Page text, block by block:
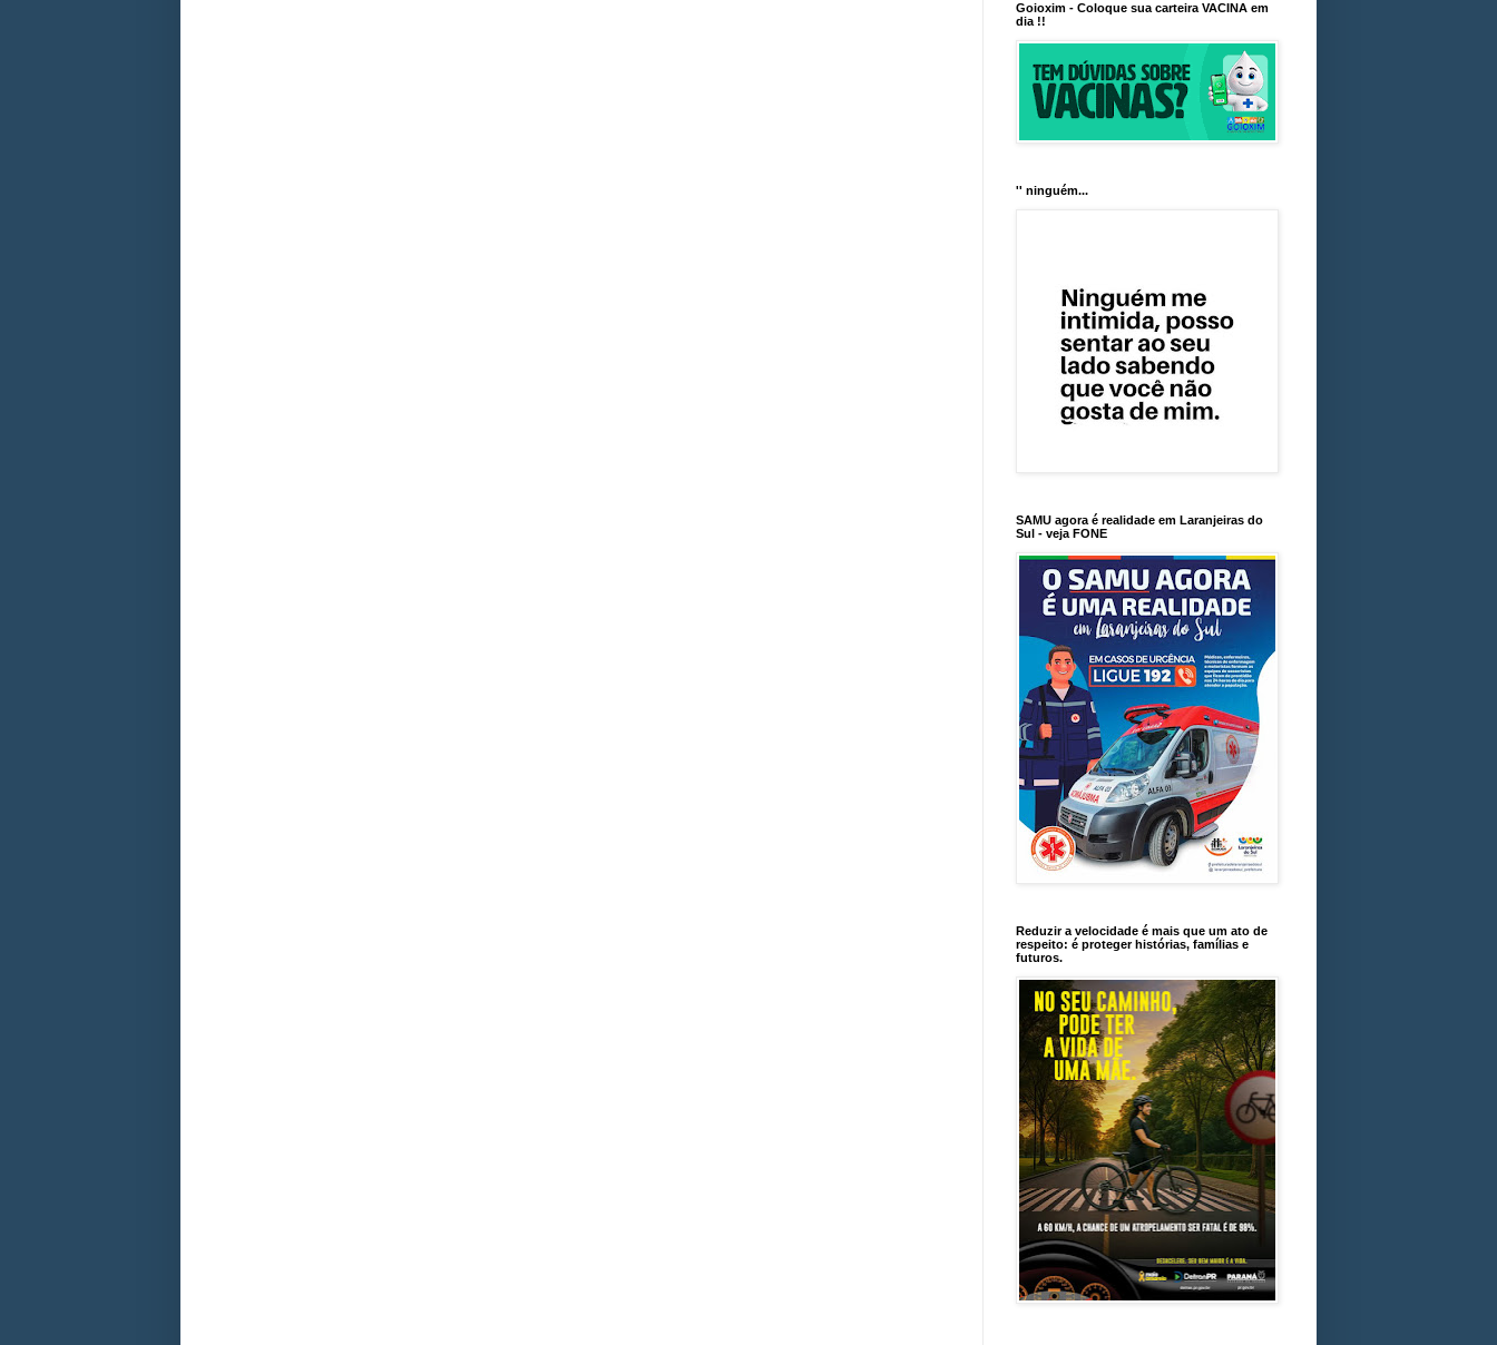
Goioxim - Coloque sua carteira VACINA em
dia !!
'' ninguém...
SAMU agora é realidade em Laranjeiras do
Sul - veja FONE
Reduzir a velocidade é mais que um ato de
respeito: é proteger histórias, famílias e
futuros.